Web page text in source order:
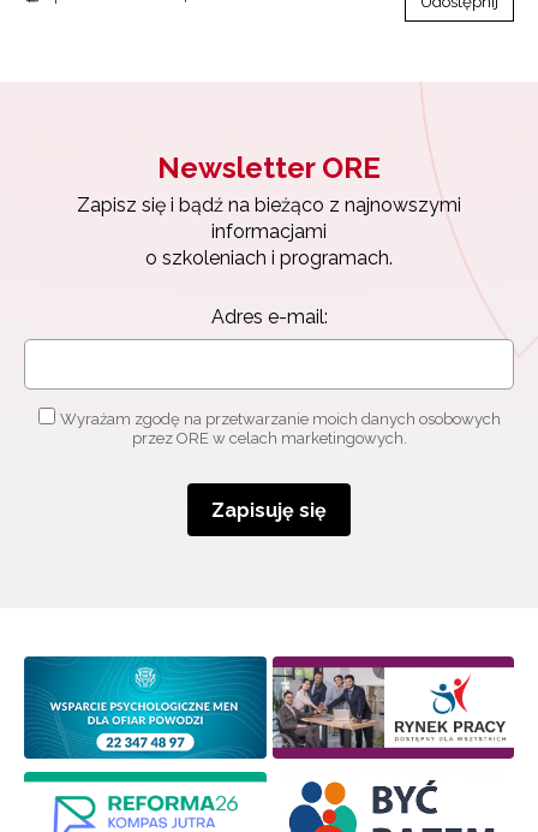
Newsletter ORE
Zapisz się i bądź na bieżąco z najnowszymi
informacjami
o szkoleniach i programach.
Adres e-mail:
Wyrażam zgodę na przetwarzanie moich danych osobowych
przez ORE w celach marketingowych.
Zapisuję się